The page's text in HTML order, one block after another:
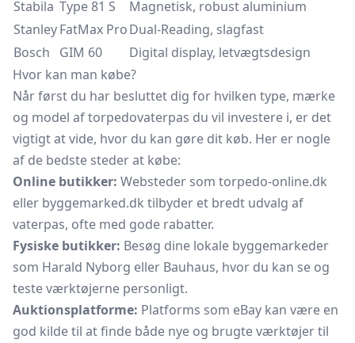
Stabila Type 81 S
Magnetisk, robust aluminium
StanleyFatMax ProDual-Reading, slagfast
Bosch
GIM 60
Digital display, letvægtsdesign
Hvor kan man købe?
Når først du har besluttet dig for hvilken type, mærke
og model af torpedovaterpas du vil investere i, er det
vigtigt at vide, hvor du kan gøre dit køb. Her er nogle
af de bedste steder at købe:
Online butikker: Websteder som torpedo-online.dk
eller byggemarked.dk tilbyder et bredt udvalg af
vaterpas, ofte med gode rabatter.
Fysiske butikker: Besøg dine lokale byggemarkeder
som Harald Nyborg eller Bauhaus, hvor du kan se og
teste værktøjerne personligt.
Auktionsplatforme: Platforms som eBay kan være en
god kilde til at finde både nye og brugte værktøjer til